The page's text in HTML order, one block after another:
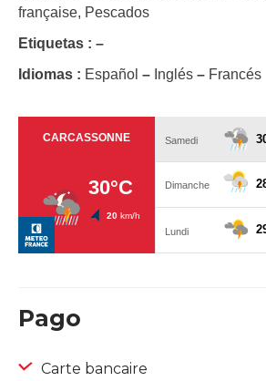
française, Pescados
Etiquetas : –
Idiomas : Español – Inglés – Francés
Pago
Carte bancaire